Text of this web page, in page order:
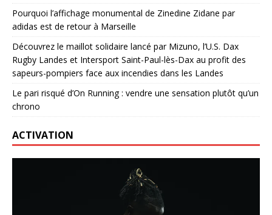
Pourquoi l’affichage monumental de Zinedine Zidane par
adidas est de retour à Marseille
Découvrez le maillot solidaire lancé par Mizuno, l’U.S. Dax
Rugby Landes et Intersport Saint-Paul-lès-Dax au profit des
sapeurs-pompiers face aux incendies dans les Landes
Le pari risqué d’On Running : vendre une sensation plutôt qu’un
chrono
ACTIVATION